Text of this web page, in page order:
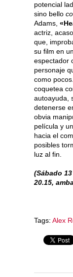
potencial
sino bello
Adams,
actriz,
que,
su film en
espectador
personaje
como
coquetea
autoayuda,
detenerse
obvia
película y
hacia el
posibles
luz al fin.
(Sábado
20.15,
Tags: Alex